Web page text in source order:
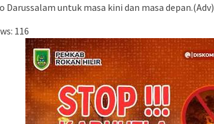
Darussalam untuk masa kini dan masa depan.(Adv)
116